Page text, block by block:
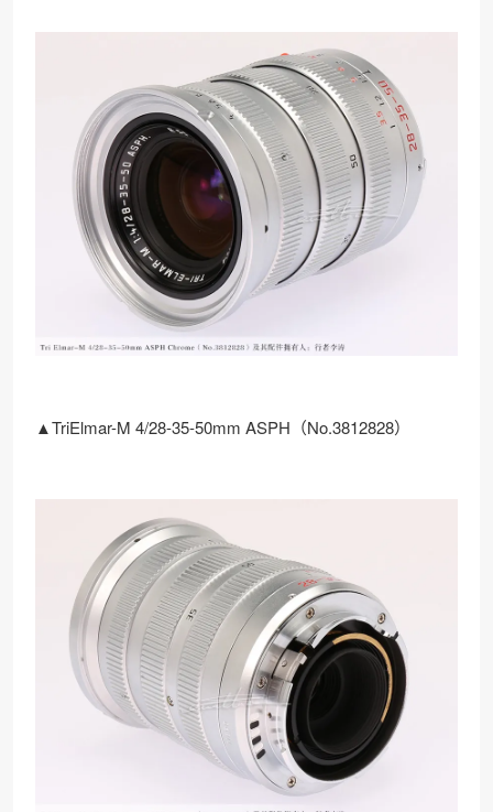
▲TriElmar-M 4/28-35-50mm ASPH（No.3812828）